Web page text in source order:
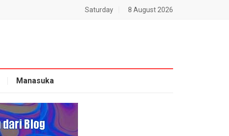
Saturday 8 August 2026
Manasuka